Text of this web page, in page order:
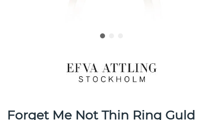
Forget Me Not Thin Ring Guld